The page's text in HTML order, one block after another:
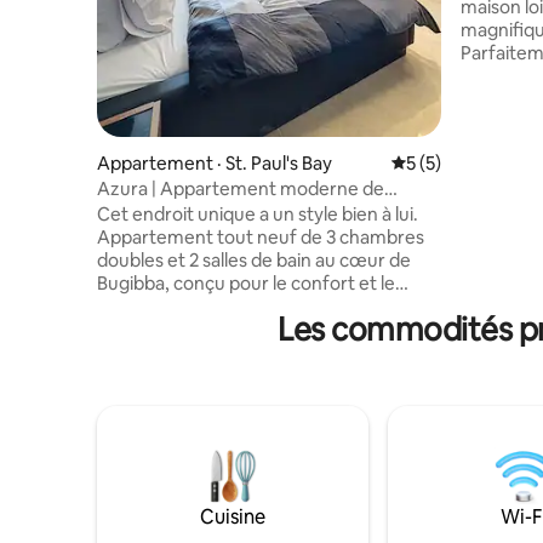
Appartement · St. Paul's Bay Note moyenne de
5 (5)
Azura | Appartement moderne de
3 chambres + jacuzzi, barbecue sur le toit
Cet endroit unique a un style bien à lui.
Appartement tout neuf de 3 chambres
doubles et 2 salles de bain au cœur de
Bugibba, conçu pour le confort et le
entre deux appartements, d'un
intérieur moderne et une cuisine
entièrement équipée. Parfait pour les
couples, les familles ou les amis à la
recherche d'un séjour relaxant, mais
maison
profitez-
Les commodités
Cuisine Wi-